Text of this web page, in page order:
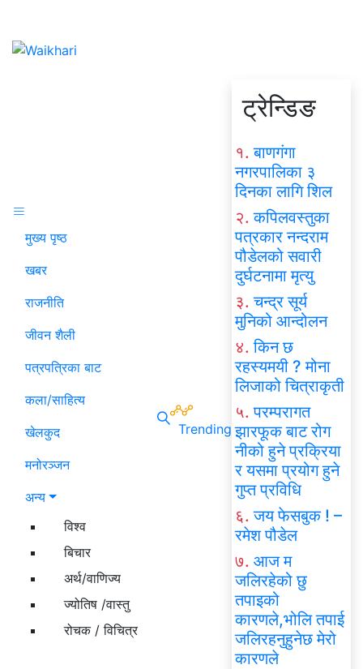
मुख्य पृष्ठ
खबर
राजनीति
जीवन शैली
पत्रपत्रिका बाट
कला/साहित्य
खेलकुद
मनोरञ्जन
अन्य
विश्व
बिचार
अर्थ/वाणिज्य
ज्योतिष /वास्तु
रोचक / विचित्र
Trending
ट्रेन्डिङ
१. बाणगंगा
नगरपालिका ३
दिनका लागि शिल
२. कपिलवस्तुका
पत्रकार नन्दराम
पौडेलको सवारी
दुर्घटनामा मृत्यु
३. चन्द्र सूर्य
मुनिको आन्दोलन
४. किन छ
रहस्यमयी ? मोना
लिजाको चित्राकृती
५. परम्परागत
झारफूक बाट रोग
नीको हुने प्रक्रिया
र यसमा प्रयोग हुने
गुप्त प्रविधि
६. जय फेसबुक ! –
रमेश पौडेल
७. आज म
जलिरहेको छु
तपाइको
कारणले,भोलि तपाई
जलिरहनुहुनेछ मेरो
कारणले